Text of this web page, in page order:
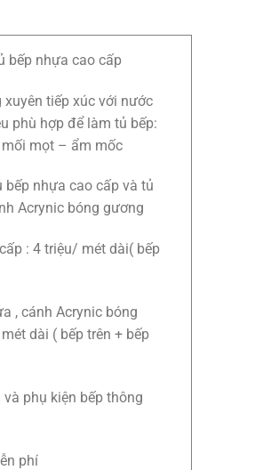
bếp nhựa cao cấp
tiếp xúc với nước
phù hợp để làm tủ bếp:
mọt – ẩm mốc
nhựa cao cấp và tủ
Acrynic bóng gương
: 4 triệu/ mét dài( bếp
, cánh Acrynic bóng
dài ( bếp trên + bếp
phụ kiện bếp thông
phí